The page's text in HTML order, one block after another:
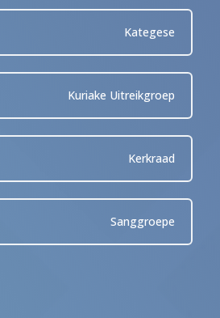
Kategese
Kuriake Uitreikgroep
Kerkraad
Sanggroepe